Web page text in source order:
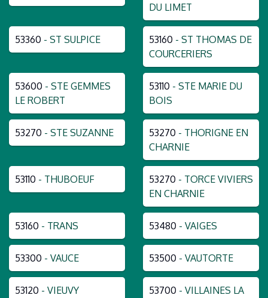
DU LIMET
53360 - ST SULPICE 53160 - ST THOMAS DE
COURCERIERS
53600 - STE GEMMES
LE ROBERT
53110 - STE MARIE DU
BOIS
53270 - STE SUZANNE 53270 - THORIGNE EN
CHARNIE
53110 - THUBOEUF 53270 - TORCE VIVIERS
EN CHARNIE
53160 - TRANS 53480 - VAIGES
53300 - VAUCE 53500 - VAUTORTE
53120 - VIEUVY 53700 - VILLAINES LA